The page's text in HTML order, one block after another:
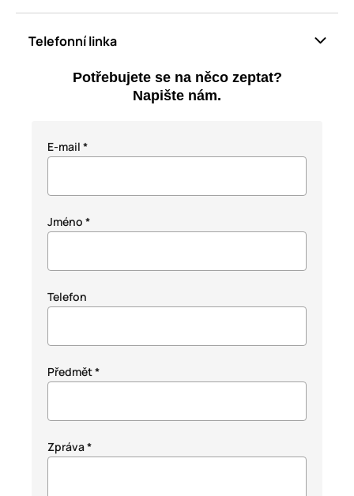
Telefonní linka
Telefonní linka neslouží ke zjištění stavu objednávek nebo
vratek - k tomuto účelu vždy využijte email
+420 720 562 547
Potřebujete se na něco zeptat?
Napište nám.
E-mail *
Jméno *
Telefon
Předmět*
Zpráva*